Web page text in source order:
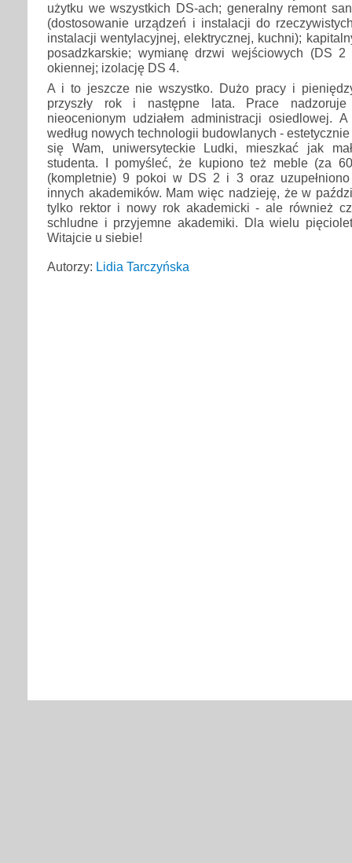
użytku we wszystkich DS-ach; generalny remont
(dostosowanie urządzeń i instalacji do
instalacji wentylacyjnej, elektrycznej, kuchni);
posadzkarskie; wymianę drzwi wejściowych (DS
okiennej; izolację DS 4.
A i to jeszcze nie wszystko. Dużo pracy i
przyszły rok i następne lata. Prace
nieocenionym udziałem administracji osiedlowej.
według nowych technologii budowlanych -
się Wam, uniwersyteckie Ludki, mieszkać jak
studenta. I pomyśleć, że kupiono też meble (za
(kompletnie) 9 pokoi w DS 2 i 3 oraz
innych akademików. Mam więc nadzieję, że w
tylko rektor i nowy rok akademicki - ale również
schludne i przyjemne akademiki. Dla wielu
Witajcie u siebie!
Autorzy: Lidia Tarczyńska